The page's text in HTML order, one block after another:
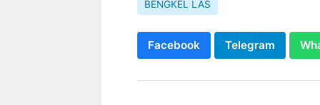
BENGKEL LAS
Facebook Telegram